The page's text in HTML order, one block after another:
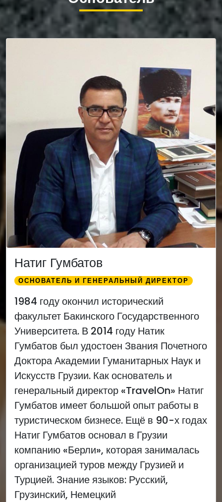
Натиг Гумбатов
ОСНОВАТЕЛЬ И ГЕНЕРАЛЬНЫЙ ДИРЕКТОР
1984 году окончил исторический
факультет Бакинского Государственного
Университета. В 2014 году Натик
Гумбатов был удостоен Звания Почетного
Доктора Академии Гуманитарных Наук и
Искусств Грузии. Как основатель и
генеральный директор «TravelOn» Натиг
Гумбатов имеет большой опыт работы в
туристическом бизнесе. Ещё в 90-х годах
Натиг Гумбатов основал в Грузии
компанию «Берли», которая занималась
организацией туров между Грузией и
Турцией. Знание языков: Русский,
Грузинский, Немецкий